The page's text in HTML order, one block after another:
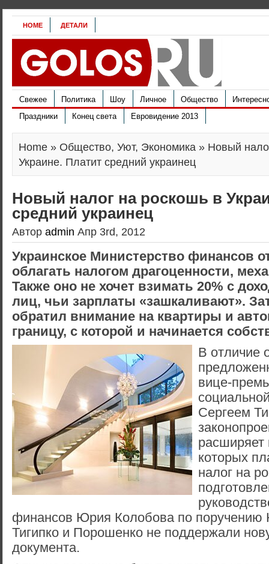
HOME ДЕТАЛИ
Свежее Политика Шоу Личное Общество
Праздники
Конец света Евровидение 2013
Home » Общество, Уют, Экономика » Новый
Украине. Платит средний украинец
Новый налог на роскошь в
средний украинец
Автор admin Апр 3rd, 2012
Украинское Министерство финансов
облагать налогом драгоценности,
Также оно не хочет взимать 20% с
лиц, чьи зарплаты «зашкаливают».
обратил внимание на квартиры и
границу, с которой и начинается
В отличие
вице-
Сергеем
расширяет
которых
налог на
финансов Юрия Колобова по поручению
Тигипко и Порошенко не поддержали
документа.